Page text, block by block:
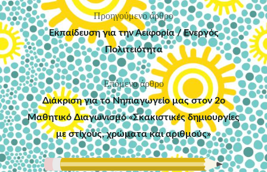
Πλοήγηση
άρθρων
Προηγούμενο άρθρο
Εκπαίδευση για την Αειφορία / Ενεργός
Πολιτειότητα
Επόμενο άρθρο
Διάκριση για το Νηπιαγωγείο μας στον 2ο
Μαθητικό Διαγωνισμό «Σκακιστικές δημιουργίες
με στίχους, χρώματα και αριθμούς»